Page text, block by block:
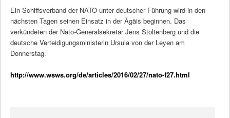
Ein Schiffsverband der NATO unter deutscher Führung wird in den
nächsten Tagen seinen Einsatz in der Ägäis beginnen. Das
verkündeten der Nato-Generalsekretär Jens Stoltenberg und die
deutsche Verteidigungsministerin Ursula von der Leyen am
Donnerstag.
http://www.wsws.org/de/articles/2016/02/27/nato-f27.html